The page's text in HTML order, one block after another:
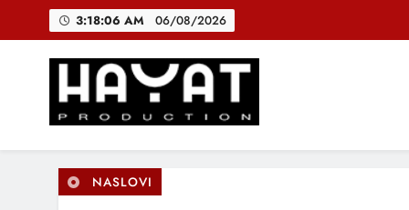
3:18:06 AM 06/08/2026
Hayat Production
Promocija domaće muzike
NASLOVI